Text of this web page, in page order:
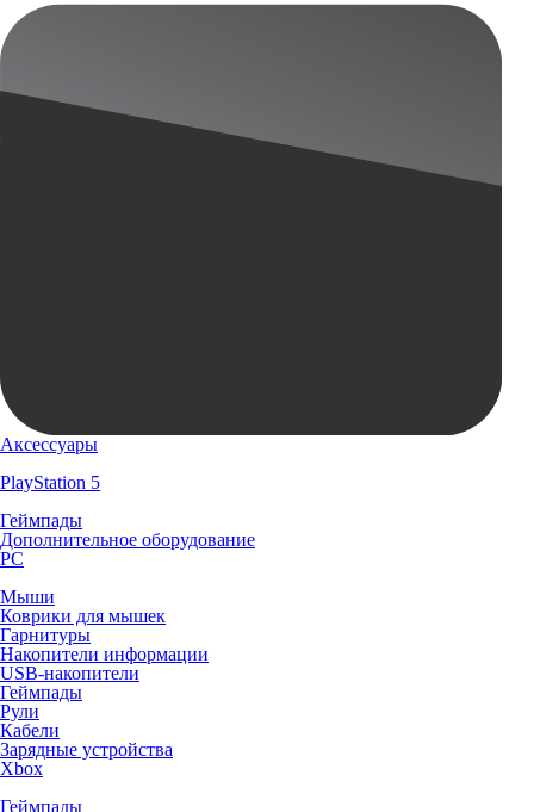
Аксессуары
PlayStation 5
Геймпады
Дополнительное оборудование
PC
Мыши
Коврики для мышек
Гарнитуры
Накопители информации
USB-накопители
Геймпады
Рули
Кабели
Зарядные устройства
Xbox
Геймпады